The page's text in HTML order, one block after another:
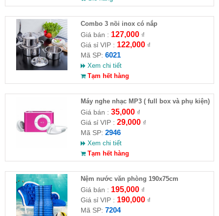
Combo 3 nồi inox có nắp
Giá bán : 127,000₫
Giá sỉ VIP : 122,000₫
Mã SP: 6021
Xem chi tiết
Tạm hết hàng
Máy nghe nhạc MP3 ( full box và phụ kiện)
Giá bán : 35,000₫
Giá sỉ VIP : 29,000₫
Mã SP: 2946
Xem chi tiết
Tạm hết hàng
Nệm nước văn phòng 190x75cm
Giá bán : 195,000₫
Giá sỉ VIP : 190,000₫
Mã SP: 7204